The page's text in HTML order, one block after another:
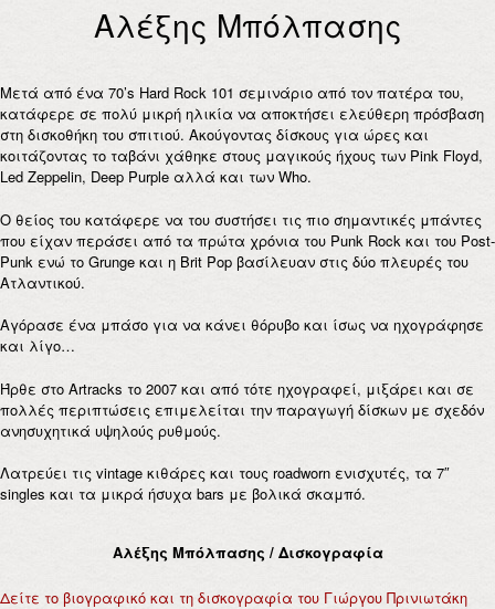
Αλέξης Μπόλπασης
Μετά από ένα 70’s Hard Rock 101 σεμινάριο από τον πατέρα του,
κατάφερε σε πολύ μικρή ηλικία να αποκτήσει ελεύθερη πρόσβαση
στη δισκοθήκη του σπιτιού. Ακούγοντας δίσκους για ώρες και
κοιτάζoντας το ταβάνι χάθηκε στους μαγικούς ήχους των Pink Floyd,
Led Zeppelin, Deep Purple αλλά και των Who.
Ο θείος του κατάφερε να του συστήσει τις πιo σημαντικές μπάντες
που είχαν περάσει από τα πρώτα χρόνια του Punk Rock και του Post-
Punk ενώ το Grunge και η Brit Pop βασίλευαν στις δύο πλευρές του
Ατλαντικού.
Αγόρασε ένα μπάσο για να κάνει θόρυβο και ίσως να ηχογράφησε
και λίγο…
Ήρθε στο Artracks το 2007 και από τότε ηχογραφεί, μιξάρει και σε
πολλές περιπτώσεις επιμελείται την παραγωγή δίσκων με σχεδόν
ανησυχητικά υψηλούς ρυθμούς.
Λατρεύει τις vintage κιθάρες και τους roadworn ενισχυτές, τα 7″
singles και τα μικρά ήσυχα bars με βολικά σκαμπό.
Αλέξης Μπόλπασης / Δισκογραφία
Δείτε το βιογραφικό και τη δισκογραφία του Γιώργου Πρινιωτάκη